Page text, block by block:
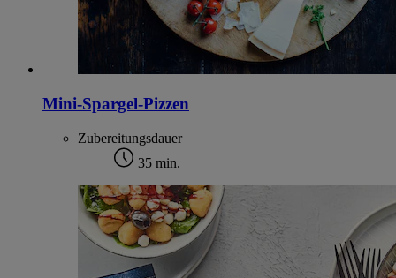
Mini-Spargel-Pizzen
Zubereitungsdauer
35 min.